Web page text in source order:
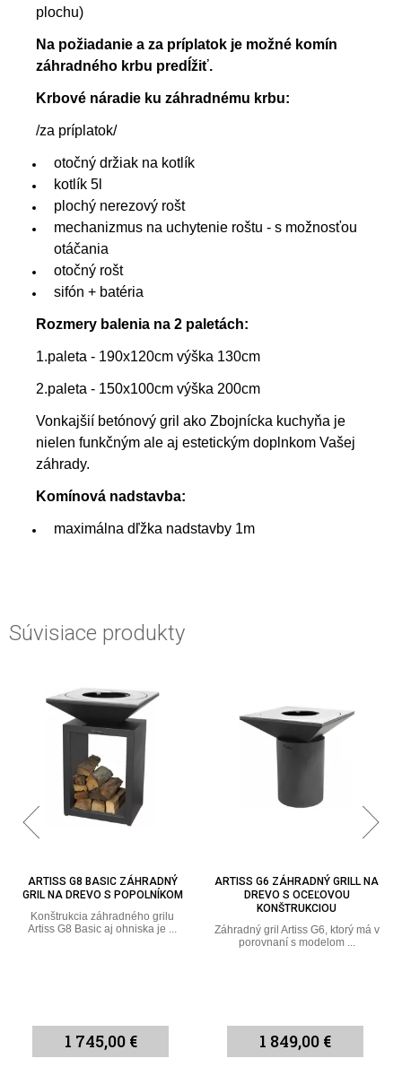
plochu)
Na požiadanie a za príplatok je možné komín
záhradného krbu predĺžiť.
Krbové náradie ku záhradnému krbu:
/za príplatok/
otočný držiak na kotlík
kotlík 5l
plochý nerezový rošt
mechanizmus na uchytenie roštu - s možnosťou
otáčania
otočný rošt
sifón + batéria
Rozmery balenia na 2 paletách:
1.paleta - 190x120cm výška 130cm
2.paleta - 150x100cm výška 200cm
Vonkajšií betónový gril ako Zbojnícka kuchyňa je
nielen funkčným ale aj estetickým doplnkom Vašej
záhrady.
Komínová nadstavba:
maximálna dľžka nadstavby 1m
Súvisiace produkty
ARTISS G6 ZÁHRADNÝ GRILL NA
DREVO S OCEĽOVOU
KONŠTRUKCIOU
Záhradný gril Artiss G6, ktorý má v
1 849,00 €
ARTISS G1 ZÁHRADNÝ GRIL NA
DREVO S GRAFITOVOU FARBOU
pre skvelý zážitok z grilovania. ...
1 849,00 €